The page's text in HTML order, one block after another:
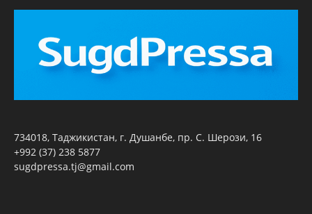
734018, Таджикистан, г. Душанбе, пр. С. Шерози, 16
+992 (37) 238 5877
sugdpressa.tj@gmail.com